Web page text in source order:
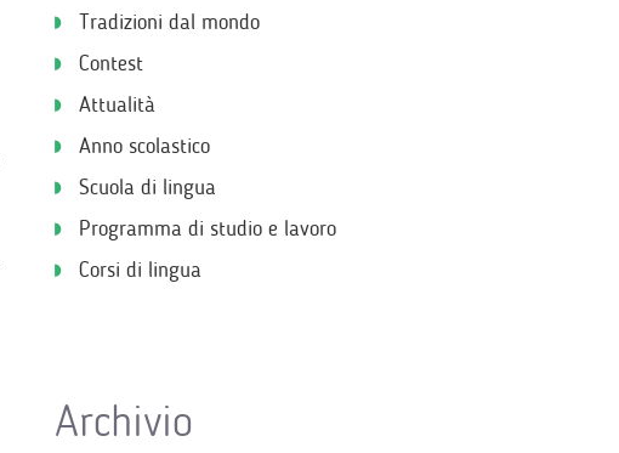
Tradizioni dal mondo
Contest
Attualità
Anno scolastico
Scuola di lingua
Programma di studio e lavoro
Corsi di lingua
Archivio